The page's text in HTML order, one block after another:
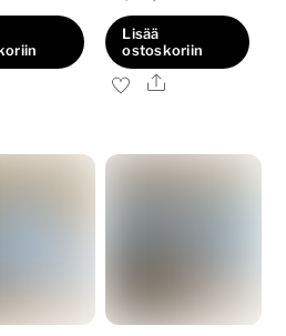
Lisää
ostoskoriin
Ale